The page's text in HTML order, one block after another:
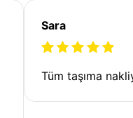
Sara
Tüm taşıma